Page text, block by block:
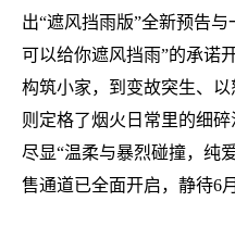
出“遮风挡雨版”全新预告
可以给你遮风挡雨”的承诺
构筑小家，到变故突生、
则定格了烟火日常里的细碎
尽显“温柔与暴烈碰撞，纯
售通道已全面开启，静待6